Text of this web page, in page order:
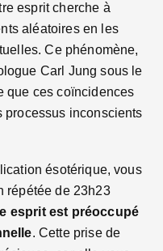
esprit cherche à
aléatoires en les
Ce phénomène,
Carl Jung sous le
que ces coïncidences
processus inconscients
ésotérique, vous
répétée de 23h23
esprit est préoccupé
. Cette prise de